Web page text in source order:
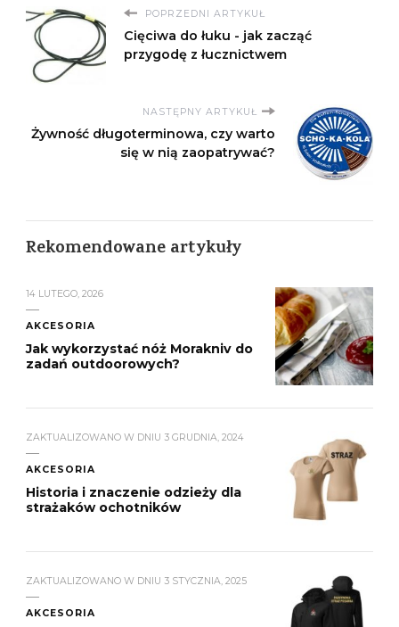
POPRZEDNI ARTYKUŁ
Cięciwa do łuku - jak zacząć
przygodę z łucznictwem
NASTĘPNY ARTYKUŁ
Żywność długoterminowa, czy warto
się w nią zaopatrywać?
Rekomendowane artykuły
14 LUTEGO, 2026
AKCESORIA
Jak wykorzystać nóż Morakniv do
zadań outdoorowych?
ZAKTUALIZOWANO W DNIU 3 GRUDNIA, 2024
AKCESORIA
Historia i znaczenie odzieży dla
strażaków ochotników
ZAKTUALIZOWANO W DNIU 3 STYCZNIA, 2025
AKCESORIA